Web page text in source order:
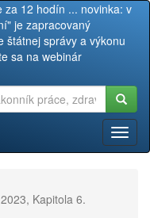
12 hodín ... novinka: v
je zapracovaný
štátnej správy a výkonu
sa na webinár
Kapitola 6.